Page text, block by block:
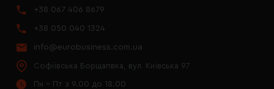
+38 067 406 8679
+38 050 040 1324
info@eurobusiness.com.ua
Софіївська Борщагівка, вул. Київська 97
Пн - Пт з 9.00 до 18.00